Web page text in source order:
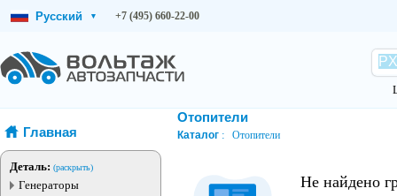
Русский ▾ +7 (495) 660-22-00
Главная
Деталь: (раскрыть)
Генераторы
Отопители
Каталог Отопители
Не найдено